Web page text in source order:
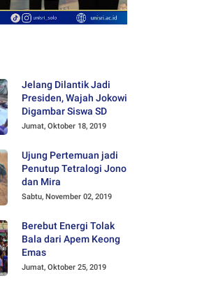
Jelang Dilantik Jadi
Presiden, Wajah Jokowi
Digambar Siswa SD
Jumat, Oktober 18, 2019
Ujung Pertemuan jadi
Penutup Tetralogi Jono
dan Mira
Sabtu, November 02, 2019
Berebut Energi Tolak
Bala dari Apem Keong
Emas
Jumat, Oktober 25, 2019